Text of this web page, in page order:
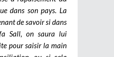
dans son pays. La
de savoir si dans
Sall, on saura lui
pour saisir la main